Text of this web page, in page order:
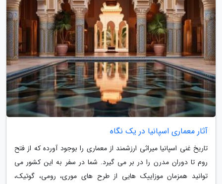
آثار معماری اسپانیا در یک نگاه
تاریخ غنی اسپانیا میراثی ارزشمند از معماری را بوجود آورده که از فتح
روم تا دوران مدرن را در بر می گیرد. شما در سفر به این کشور می
توانید همزمان موزاییک هایی از طرح های موری، رومی، گوتیک،